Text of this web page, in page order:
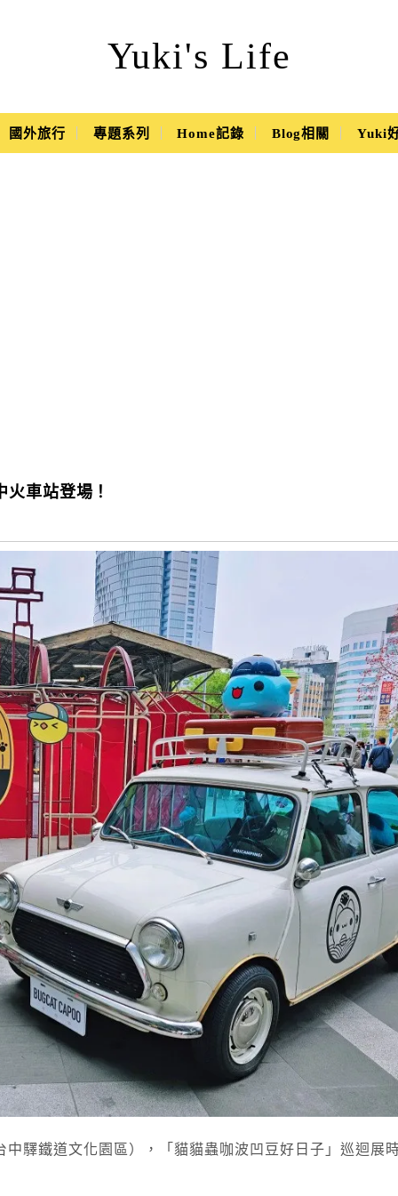
Yuki's Life
國外旅行 專題系列 Home記錄 Blog相關 Yuki
車站登場！
驛鐵道文化園區），「貓貓蟲咖波凹豆好日子」巡迴展